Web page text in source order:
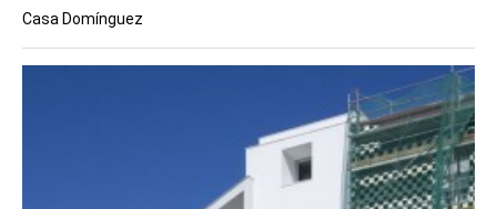
Casa Domínguez